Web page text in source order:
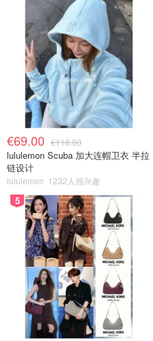
€69.00 €118.00
lululemon Scuba 加大连帽卫衣 半拉
链设计
lululemon 1232人感兴趣
5